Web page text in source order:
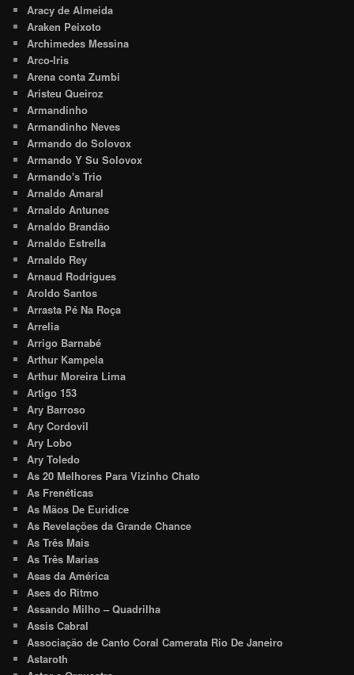
Aracy de Almeida
Araken Peixoto
Archimedes Messina
Arco-Iris
Arena conta Zumbi
Aristeu Queiroz
Armandinho
Armandinho Neves
Armando do Solovox
Armando Y Su Solovox
Armando's Trio
Arnaldo Amaral
Arnaldo Antunes
Arnaldo Brandão
Arnaldo Estrella
Arnaldo Rey
Arnaud Rodrigues
Aroldo Santos
Arrasta Pé Na Roça
Arrelia
Arrigo Barnabé
Arthur Kampela
Arthur Moreira Lima
Artigo 153
Ary Barroso
Ary Cordovil
Ary Lobo
Ary Toledo
As 20 Melhores Para Vizinho Chato
As Frenéticas
As Mãos De Euridice
As Revelações da Grande Chance
As Três Mais
As Três Marias
Asas da América
Ases do Ritmo
Assando Milho – Quadrilha
Assis Cabral
Associação de Canto Coral Camerata Rio De Janeiro
Astaroth